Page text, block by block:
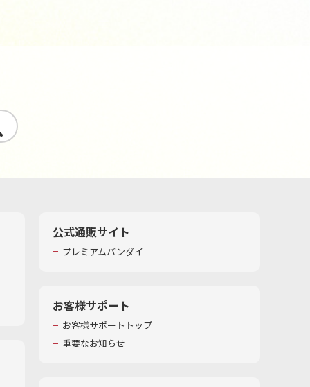
公式通販サイト
プレミアムバンダイ
お客様サポート
お客様サポートトップ
重要なお知らせ